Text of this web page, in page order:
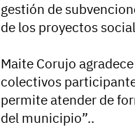
gestión de
de los proyectos
Maite Corujo
colectivos
permite atender de
del municipio”..